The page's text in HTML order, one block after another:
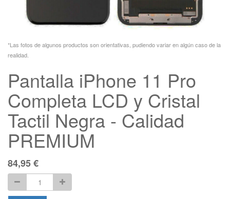
*Las fotos de algunos productos son orientativas, pudiendo variar en algún caso de la
realidad.
Pantalla iPhone 11 Pro
Completa LCD y Cristal
Tactil Negra - Calidad
PREMIUM
84,95€